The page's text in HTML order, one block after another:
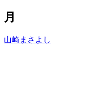
月
山崎まさよし